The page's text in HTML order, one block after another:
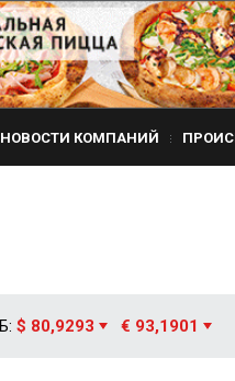
НОВОСТИ КОМПАНИЙ
$ 80,9293 € 93,1901